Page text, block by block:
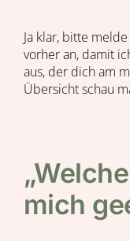
Ja klar, bitte
vorher an, damit
aus, der dich am
Übersicht schau
mich